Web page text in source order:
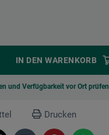
IN DEN WARENKORB
und Verfügbarkeit vor Ort prüfen
Drucken